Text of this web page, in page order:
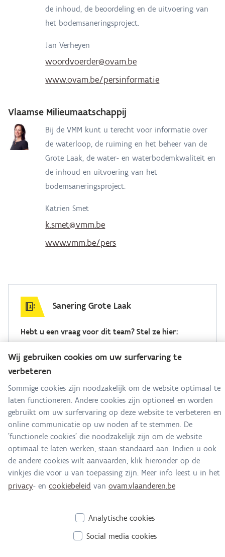
de inhoud, de beoordeling en de uitvoering van
het bodemsaneringsproject.
Jan Verheyen
woordvoerder@ovam.be
www.ovam.be/persinformatie
Vlaamse Milieumaatschappij
Bij de VMM kunt u terecht voor informatie over
de waterloop, de ruiming en het beheer van de
Grote Laak, de water- en waterbodemkwaliteit en
de inhoud en uitvoering van het
bodemsaneringsproject.
Katrien Smet
k.smet@vmm.be
www.vmm.be/pers
Sanering Grote Laak
Hebt u een vraag voor dit team? Stel ze hier:
Alle contactgegevens
Adres
Stationsstraat 110
2800 Mechelen
Route en bereikbaarheid
E-mail
laak@ovam.be
Wij gebruiken cookies om uw surfervaring te
verbeteren
Sommige cookies zijn noodzakelijk om de website optimaal te
laten functioneren. Andere cookies zijn optioneel en worden
gebruikt om uw surfervaring op deze website te verbeteren en
online communicatie op uw noden af te stemmen. De
'functionele cookies' die noodzakelijk zijn om de website
optimaal te laten werken, staan standaard aan. Indien u ook
de andere cookies wilt aanvaarden, klik hieronder op de
vinkjes die voor u van toepassing zijn. Meer info leest u in het
privacy- en cookiebeleid van ovam.vlaanderen.be
Analytische cookies
Social media cookies